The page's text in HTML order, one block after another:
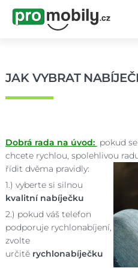
JAK VYBRAT
Dobrá rada na úvod: pokud
chcete rychlou, spolehlivou
řídit dvěma pravidly:
1.) vyberte si silnou
kvalitní nabíječku
2.) pokud váš telefon
podporuje rychlonabíjení,
zvolte
určitě rychlonabíječku